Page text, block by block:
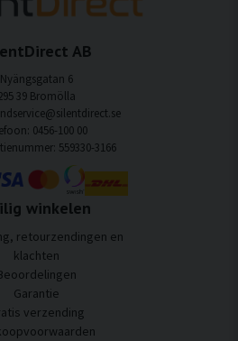
AB
Nyängsgatan 6
39 Bromölla
0456-100 00
559330-3166
winkelen
retourzendingen en
klachten
Garantie
verzending